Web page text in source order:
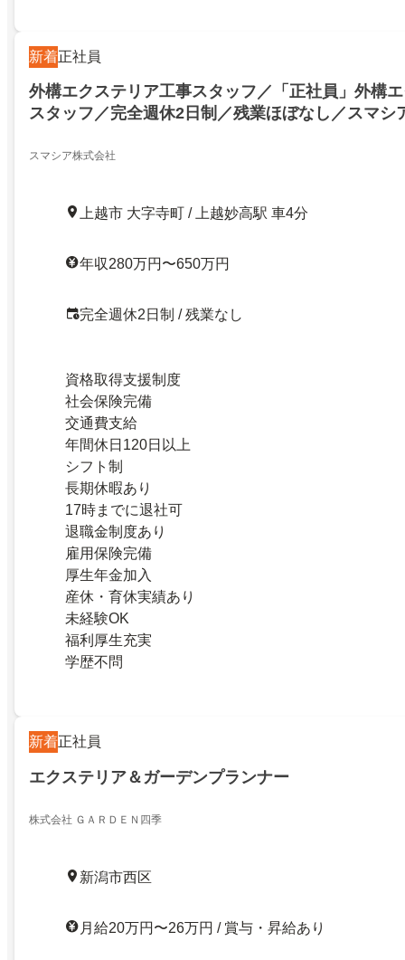
新着正社員
外構エクステリア工事スタッフ／「正社員」外構
スタッフ／完全週休2日制／残業ほぼなし／スマシ
スマシア株式会社
上越市 大字寺町 / 上越妙高駅 車4分
年収280万円〜650万円
完全週休2日制 / 残業なし
資格取得支援制度
社会保険完備
交通費支給
年間休日120日以上
シフト制
長期休暇あり
17時までに退社可
退職金制度あり
雇用保険完備
厚生年金加入
産休・育休実績あり
未経験OK
福利厚生充実
学歴不問
新着正社員
エクステリア＆ガーデンプランナー
株式会社 ＧＡＲＤＥＮ四季
新潟市西区
月給20万円〜26万円 / 賞与・昇給あり